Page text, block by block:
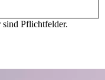
Pflichtfelder.